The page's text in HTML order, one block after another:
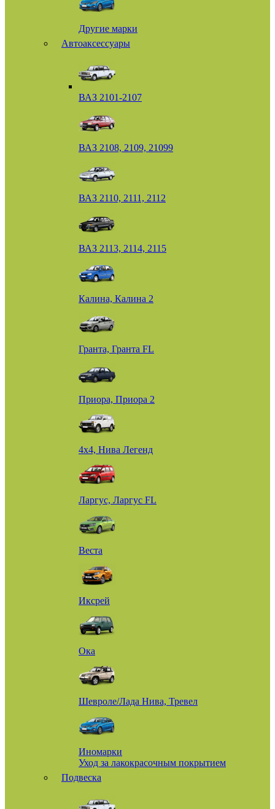
Другие марки
Автоаксессуары
ВАЗ 2101-2107
ВАЗ 2108, 2109, 21099
ВАЗ 2110, 2111, 2112
ВАЗ 2113, 2114, 2115
Калина, Калина 2
Гранта, Гранта FL
Приора, Приора 2
4х4, Нива Легенд
Ларгус, Ларгус FL
Веста
Иксрей
Ока
Шевроле/Лада Нива, Тревел
Иномарки
Уход за лакокрасочным покрытием
Подвеска